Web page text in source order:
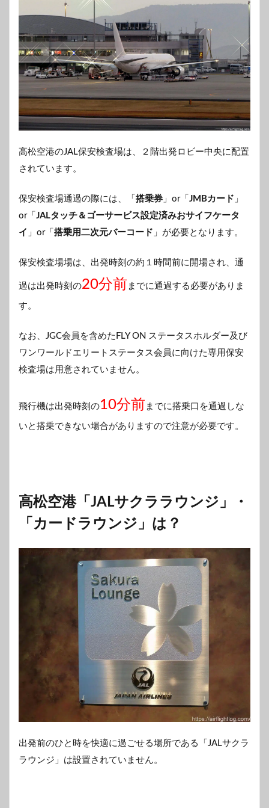
高松空港のJAL保安検査場は、２階出発ロビー中央に配置
されています。
保安検査場通過の際には、「 搭乗券 」or「 JMBカード 」
or「 JALタッチ＆ゴーサービス設定済みおサイフケータ
イ 」or「 搭乗用二次元バーコード 」が必要となります。
保安検査場場は、出発時刻の約１時間前に開場され、通
過は出発時刻の20分前 までに通過する必要がありま
す。
なお、JGC会員を含めたFLY ON ステータスホルダー及び
ワンワールドエリートステータス会員に向けた専用保安
検査場は用意されていません。
飛行機は出発時刻の10分前 までに搭乗口を通過しな
いと搭乗できない場合がありますので注意が必要です。
高松空港「JALサクララウンジ」・
「カードラウンジ」は？
出発前のひと時を快適に過ごせる場所である「JALサクラ
ラウンジ」は設置されていません。